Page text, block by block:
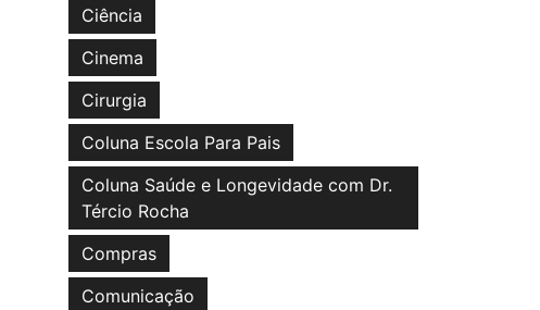
Ciência
Cinema
Cirurgia
Coluna Escola Para Pais
Coluna Saúde e Longevidade com Dr.
Tércio Rocha
Compras
Comunicação